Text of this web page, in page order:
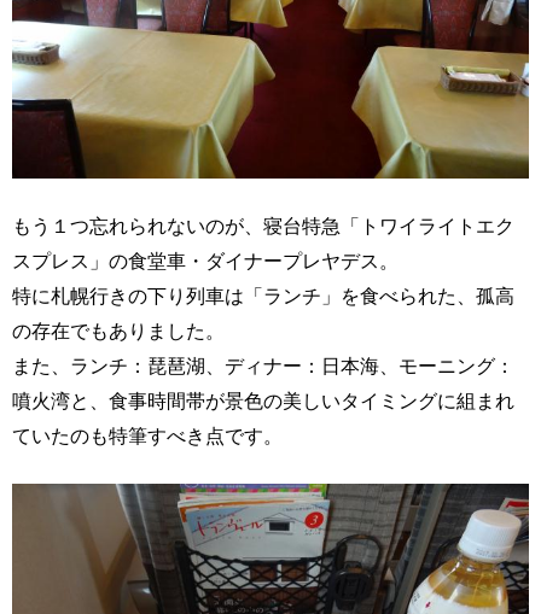
もう１つ忘れられないのが、寝台特急「トワイライトエク
スプレス」の食堂車・ダイナープレヤデス。
特に札幌行きの下り列車は「ランチ」を食べられた、孤高
の存在でもありました。
また、ランチ：琵琶湖、ディナー：日本海、モーニング：
噴火湾と、食事時間帯が景色の美しいタイミングに組まれ
ていたのも特筆すべき点です。